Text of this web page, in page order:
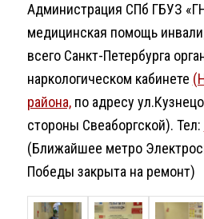
Администрация СПб ГБУЗ
медицинская помощь
всего Санкт-Петербурга
наркологическом кабинете
района,по адресу
стороны Свеаборгской). Тел:
(Ближайшее метро
Победы закрыта на ремонт)